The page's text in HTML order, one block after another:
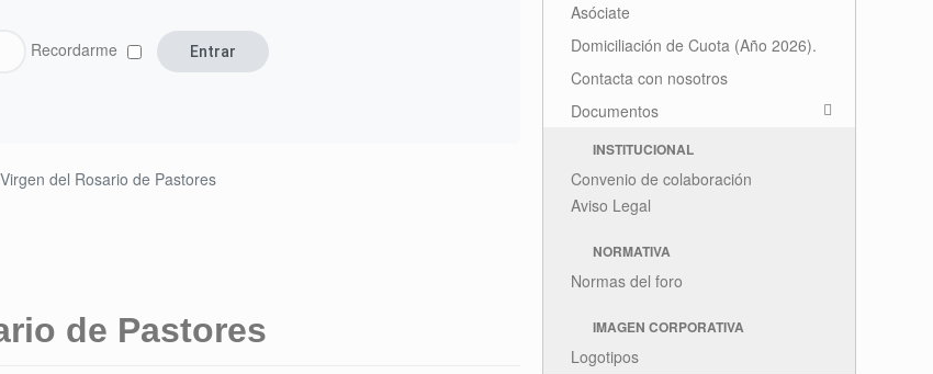
Recordarme
del Rosario de Pastores
de Pastores
Asóciate
Domiciliación de Cuota (Año 2026).
Contacta con nosotros
Documentos
INSTITUCIONAL
Convenio de colaboración
Aviso Legal
NORMATIVA
Normas del foro
IMAGEN CORPORATIVA
Logotipos